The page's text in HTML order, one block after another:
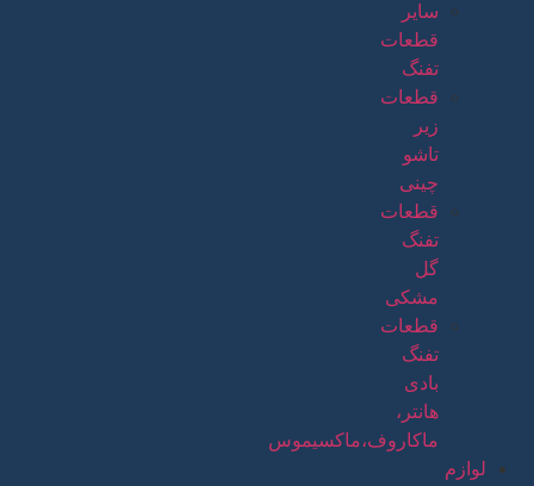
سایر
قطعات
تفنگ
قطعات
زیر
تاشو
چینی
قطعات
تفنگ
گل
مشکی
قطعات
تفنگ
بادی
هانتر،
ماکاروف،ماکسیموس
لوازم